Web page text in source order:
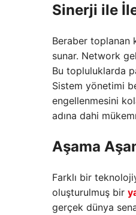
Sinerji ile
Beraber toplanan
sunar. Network
Bu topluluklarda
Sistem yönetimi
engellenmesini
adına dahi
Aşama
Farklı bir
oluşturulmuş bir
gerçek dünya